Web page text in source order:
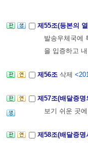
제55조(등본의
발송우체국에
을 입증하고
제56조 삭제
제57조(배달증
보기 쉬운 곳
제58조(배달증